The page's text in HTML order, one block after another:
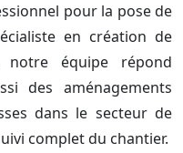
pour la pose de
en création de
notre équipe répond
des aménagements
dans le secteur de
complet du chantier.